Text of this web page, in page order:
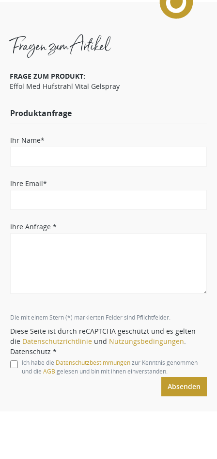
Fragen zum Artikel
FRAGE ZUM PRODUKT:
Effol Med Hufstrahl Vital Gelspray
Produktanfrage
Ihr Name*
Ihre Email*
Ihre Anfrage *
Die mit einem Stern (*) markierten Felder sind Pflichtfelder.
Diese Seite ist durch reCAPTCHA geschützt und es gelten
die Datenschutzrichtlinie und Nutzungsbedingungen
Datenschutz *
Ich habe die Datenschutzbestimmungenzur Kenntnis genommen
und die AGB gelesen und bin mit ihnen einverstanden.
Absenden